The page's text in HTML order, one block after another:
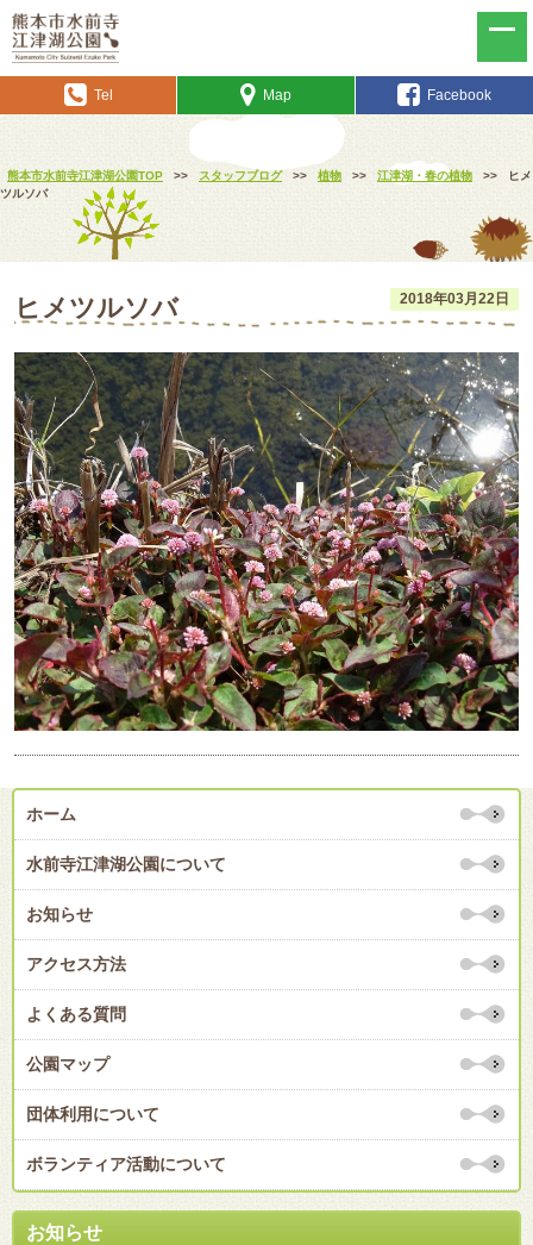
Tel Map Facebook
熊本市水前寺江津湖公園TOP >> スタッフブログ >> 植物 >> 江津湖・春の植物 >>
ヒメ
ツルソバ
2018年03月22日
ヒメツルソバ
ホーム
水前寺江津湖公園について
お知らせ
アクセス方法
よくある質問
公園マップ
団体利用について
ボランティア活動について
お知らせ